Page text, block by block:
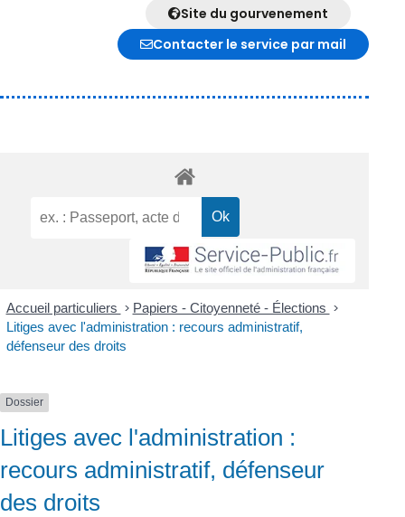
Site du gourvenement
Contacter le service par mail
Accueil particuliers > Papiers - Citoyenneté - Élections >
Litiges avec l'administration : recours administratif,
défenseur des droits
Dossier
Litiges avec l'administration :
recours administratif, défenseur
des droits